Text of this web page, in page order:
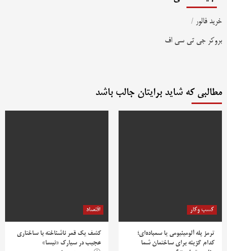
خرید فالور /
بروکر جی تی سی اف
مطالبی که شاید برایتان جالب باشد
کسب وکار
ترمز پله آلومینیومی یا سمباده‌ای؛
کدام گزینه برای ساختمان شما
اقتصاد
کشف یک قمر ناشناخته با ساختاری
عجیب در سیارک «نیسا»